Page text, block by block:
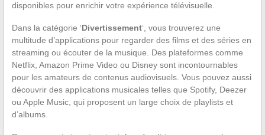
disponibles pour enrichir votre expérience télévisuelle.
Dans la catégorie ‘Divertissement‘, vous trouverez une
multitude d’applications pour regarder des films et des séries en
streaming ou écouter de la musique. Des plateformes comme
Netflix, Amazon Prime Video ou Disney sont incontournables
pour les amateurs de contenus audiovisuels. Vous pouvez aussi
découvrir des applications musicales telles que Spotify, Deezer
ou Apple Music, qui proposent un large choix de playlists et
d’albums.